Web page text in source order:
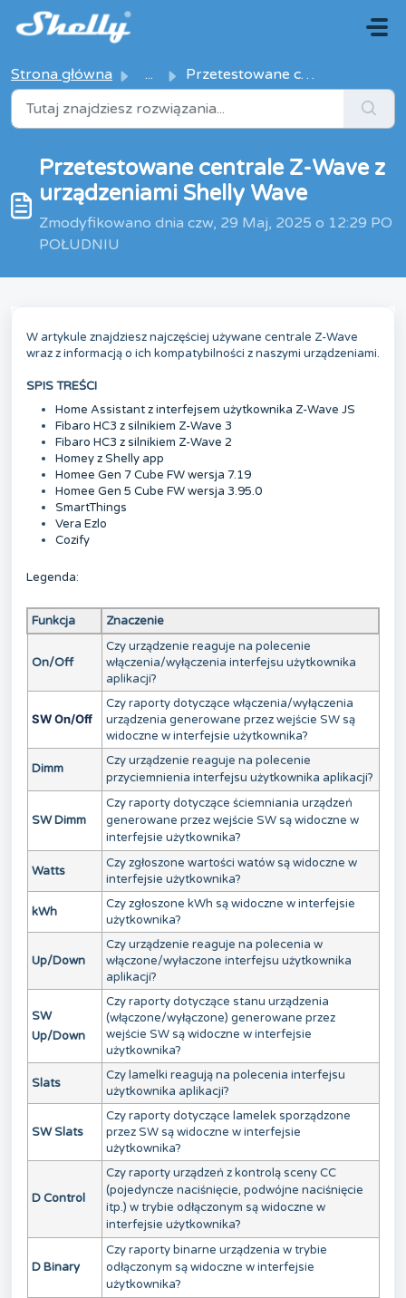
Przejdź do głównej treści
Strona główna ... Przetestowane centrale Z-Wave z urządzeniami Shelly Wave
Przetestowane centrale Z-Wave z
urządzeniami Shelly Wave
Zmodyfikowano dnia czw, 29 Maj, 2025 o 12:29 PO
POŁUDNIU
W artykule znajdziesz najczęściej używane centrale Z-Wave
wraz z informacją o ich kompatybilności z naszymi urządzeniami.
SPIS TREŚCI
Home Assistant z interfejsem użytkownika Z-Wave JS
Fibaro HC3 z silnikiem Z-Wave 3
Fibaro HC3 z silnikiem Z-Wave 2
Homey z Shelly app
Homee Gen 7 Cube FW wersja 7.19
Homee Gen 5 Cube FW wersja 3.95.0
SmartThings
Vera Ezlo
Cozify
Legenda:
Funkcja Znaczenie
On/Off
Czy urządzenie reaguje na polecenie
włączenia/wyłączenia interfejsu użytkownika
aplikacji?
SW On/Off
Czy raporty dotyczące włączenia/wyłączenia
urządzenia generowane przez wejście SW są
widoczne w interfejsie użytkownika?
Dimm
Czy urządzenie reaguje na polecenie
przyciemnienia interfejsu użytkownika aplikacji?
SW Dimm
Czy raporty dotyczące ściemniania urządzeń
generowane przez wejście SW są widoczne w
interfejsie użytkownika?
Watts
Czy zgłoszone wartości watów są widoczne w
interfejsie użytkownika?
kWh
Czy zgłoszone kWh są widoczne w interfejsie
użytkownika?
Up/Down
Czy urządzenie reaguje na polecenia w
włączone/wyłaczone interfejsu użytkownika
aplikacji?
SW
Up/Down
Czy raporty dotyczące stanu urządzenia
(włączone/wyłączone) generowane przez
wejście SW są widoczne w interfejsie
użytkownika?
Slats
Czy lamelki reagują na polecenia interfejsu
użytkownika aplikacji?
SW Slats
Czy raporty dotyczące lamelek sporządzone
przez SW są widoczne w interfejsie
użytkownika?
D Control
Czy raporty urządzeń z kontrolą sceny CC
(pojedyncze naciśnięcie, podwójne naciśnięcie
itp.) w trybie odłączonym są widoczne w
interfejsie użytkownika?
D Binary
Czy raporty binarne urządzenia w trybie
odłączonym są widoczne w interfejsie
użytkownika?